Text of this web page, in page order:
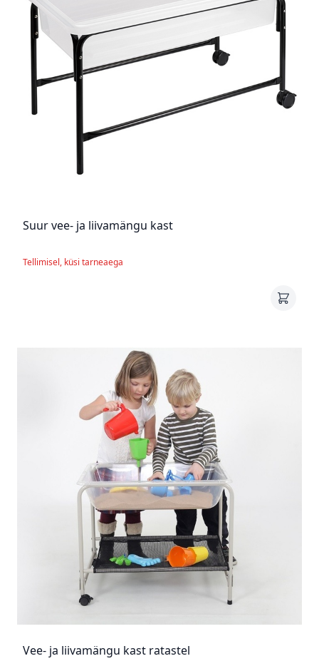
Suur vee- ja liivamängu kast
Tellimisel, küsi tarneaega
Vee- ja liivamängu kast ratastel